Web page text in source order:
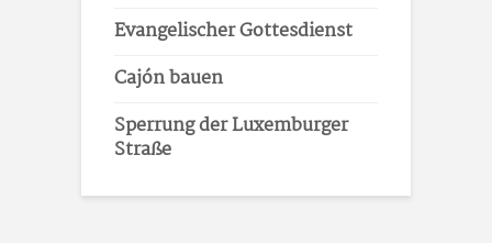
Evangelischer Gottesdienst
Cajón bauen
Sperrung der Luxemburger
Straße